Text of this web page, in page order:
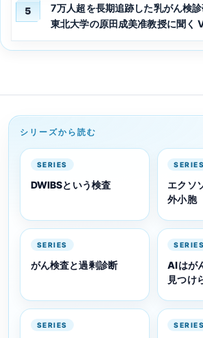
5
7万人超を長期追跡した乳がん検診
東北大学の原田成美准教授に聞く
シリーズから読む
SERIES
DWIBSという検査
SERIES
エクソ
外小胞
SERIES
がん検査と過剰診断
SERIES
AIはが
見つけ
SERIES SERIES